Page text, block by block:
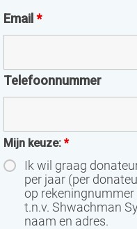
Email *
Telefoonnummer
Mijn keuze: *
Ik wil graag
per jaar (per
op rekeningnummer
t.n.v. Shwachman
naam en adres.